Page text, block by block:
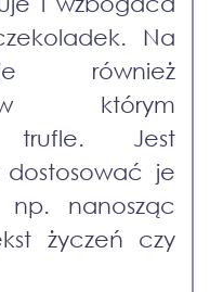
Na
również
którym
trufle. Jest
je
nanosząc
życzeń czy